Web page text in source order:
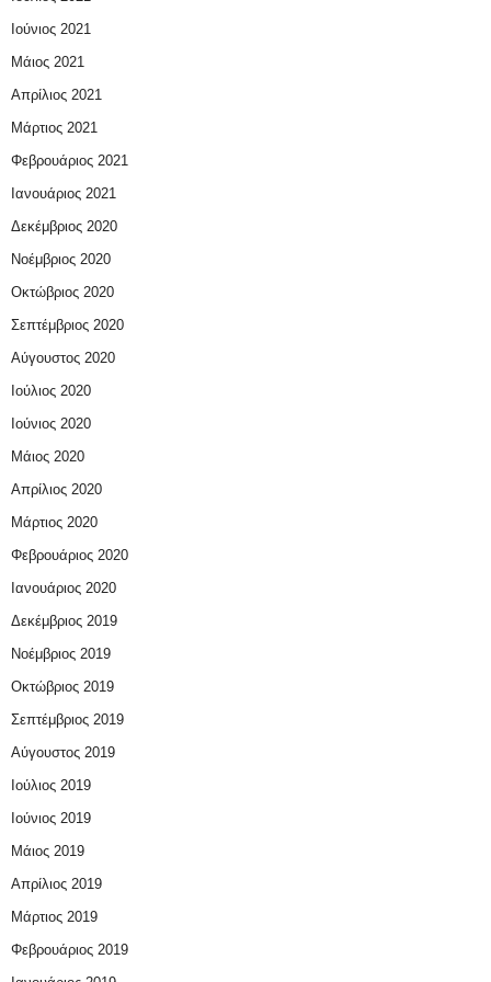
Ιούνιος 2021
Μάιος 2021
Απρίλιος 2021
Μάρτιος 2021
Φεβρουάριος 2021
Ιανουάριος 2021
Δεκέμβριος 2020
Νοέμβριος 2020
Οκτώβριος 2020
Σεπτέμβριος 2020
Αύγουστος 2020
Ιούλιος 2020
Ιούνιος 2020
Μάιος 2020
Απρίλιος 2020
Μάρτιος 2020
Φεβρουάριος 2020
Ιανουάριος 2020
Δεκέμβριος 2019
Νοέμβριος 2019
Οκτώβριος 2019
Σεπτέμβριος 2019
Αύγουστος 2019
Ιούλιος 2019
Ιούνιος 2019
Μάιος 2019
Απρίλιος 2019
Μάρτιος 2019
Φεβρουάριος 2019